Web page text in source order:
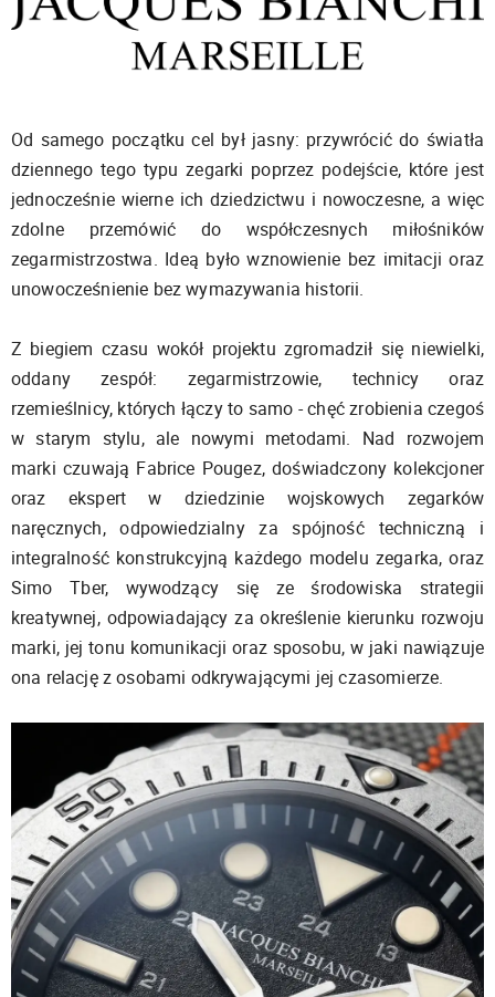
Od samego początku cel był jasny: przywrócić do światła
dziennego tego typu zegarki poprzez podejście, które jest
jednocześnie wierne ich dziedzictwu i nowoczesne, a więc
zdolne przemówić do współczesnych miłośników
zegarmistrzostwa. Ideą było wznowienie bez imitacji oraz
unowocześnienie bez wymazywania historii.
Z biegiem czasu wokół projektu zgromadził się niewielki,
oddany zespół: zegarmistrzowie, technicy oraz
rzemieślnicy, których łączy to samo - chęć zrobienia czegoś
w starym stylu, ale nowymi metodami. Nad rozwojem
marki czuwają Fabrice Pougez, doświadczony kolekcjoner
oraz ekspert w dziedzinie wojskowych zegarków
naręcznych, odpowiedzialny za spójność techniczną i
integralność konstrukcyjną każdego modelu zegarka, oraz
Simo Tber, wywodzący się ze środowiska strategii
kreatywnej, odpowiadający za określenie kierunku rozwoju
marki, jej tonu komunikacji oraz sposobu, w jaki nawiązuje
ona relację z osobami odkrywającymi jej czasomierze.